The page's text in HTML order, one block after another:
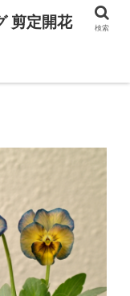
剪定開花 検索